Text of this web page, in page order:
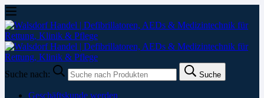
Suche nach: Suche
Geschäftskunde werden